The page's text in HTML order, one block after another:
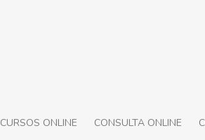
CURSOS ONLINE CONSULTA ONLINE